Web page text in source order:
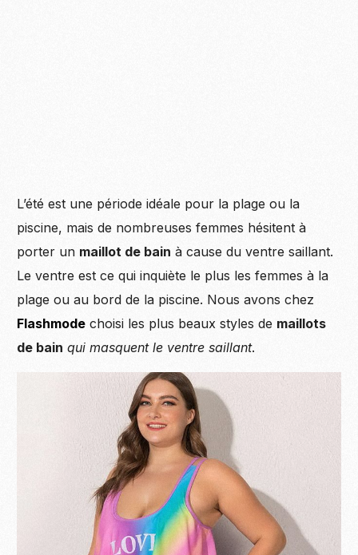
L’été est une période idéale pour la plage ou la
piscine, mais de nombreuses femmes hésitent à
porter un maillot de bain à cause du ventre saillant.
Le ventre est ce qui inquiète le plus les femmes à la
plage ou au bord de la piscine. Nous avons chez
Flashmode choisi les plus beaux styles de maillots
de bain qui masquent le ventre saillant.